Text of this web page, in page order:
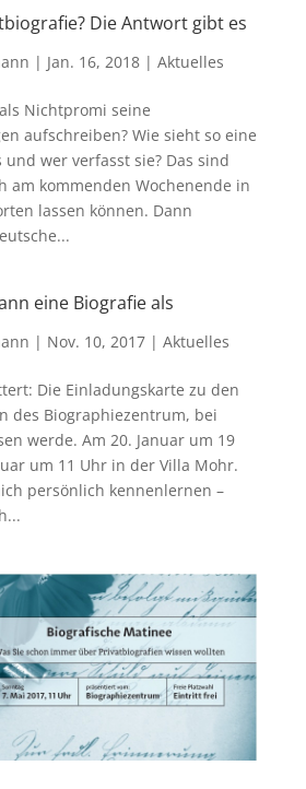
Die Antwort gibt es
| Jan. 16, 2018| Aktuelles
Nichtpromi seine
aufschreiben? Wie sieht so eine
wer verfasst sie? Das sind
am kommenden Wochenende in
lassen können. Dann
eine Biografie als
| Nov. 10, 2017| Aktuelles
Die Einladungskarte zu den
des Biographiezentrum, bei
werde. Am 20. Januar um 19
um 11 Uhr in der Villa Mohr.
persönlich kennenlernen –